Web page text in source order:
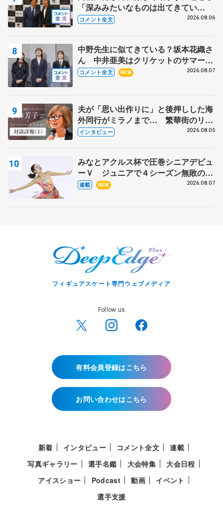
「深みみたいなものは出てきてい
る？」 〝兄さん〟と慕うレジェンド
コメント全文 2026.08.06
中野先生に似てきている？坂本花織さ
ん 中井亜美はクリケットのサマーキ
ャンプに 島田麻央はたくさん試合に
コメント全文 NEW 2026.08.07
夫が「思い出作りに」と後押しした海
外同行がミラノまで… 繁華街のリン
クでは不良のお兄さんも味方に 小林
インタビュー 2026.08.05
みなとアクルス杯で圧巻シニアデビュ
ーＶ ジュニアで４シーズン無敗の島
田麻央
連載 NEW 2026.08.07
フィギュアスケート専門ウェブメディア
Follow us
有料会員登録はこちら
お問い合わせはこちら
新着 インタビュー コメント全文
連載
写真ギャラリー
選手名鑑 大会特集
大会日程
アイスショー
Podcast 動画
イベント
選手支援